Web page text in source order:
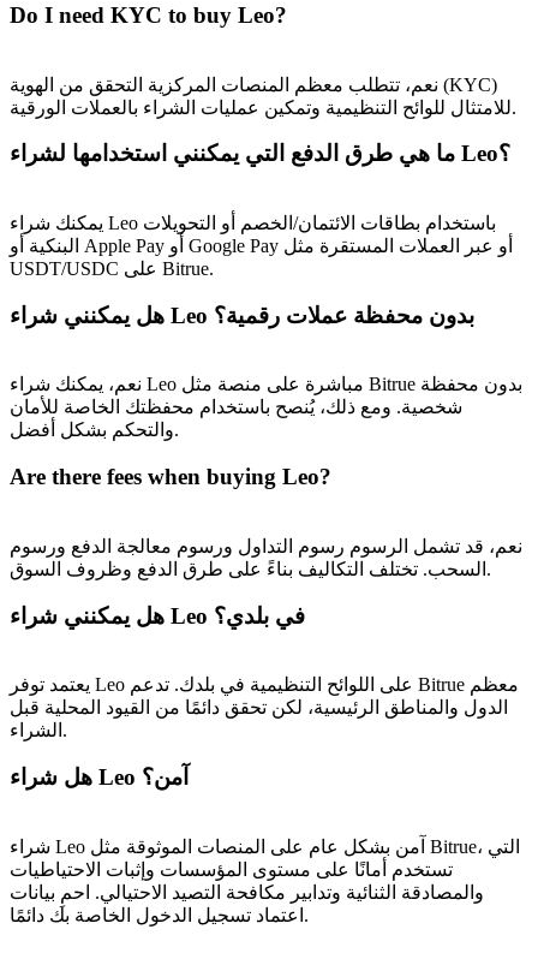
الإحالة
قم بدعوة صديق لتحصل على مكافآت نقدية
BTC Welcome Rewards
Deposit & Trade BTC to Share 25000 USDT prize pool!
Exclusive for BitMart Users
Register & Trade to Win 500,000 USDT
Precious Metals Trading Carnival
Trade Gold & Silver · 33,333 USDT Bonus
Do I need KYC to buy Leo?
نعم، تتطلب معظم المنصات المركزية التحقق من الهوية (KYC)
للامتثال للوائح التنظيمية وتمكين عمليات الشراء بالعملات الورقية.
ما هي طرق الدفع التي يمكنني استخدامها لشراء Leo؟
يمكنك شراء Leo باستخدام بطاقات الائتمان/الخصم أو التحويلات
البنكية أو Apple Pay أو Google Pay أو عبر العملات المستقرة مثل
USDT/USDC على Bitrue.
هل يمكنني شراء Leo بدون محفظة عملات رقمية؟
نعم، يمكنك شراء Leo مباشرة على منصة مثل Bitrue بدون محفظة
شخصية. ومع ذلك، يُنصح باستخدام محفظتك الخاصة للأمان
والتحكم بشكل أفضل.
Are there fees when buying Leo?
نعم، قد تشمل الرسوم رسوم التداول ورسوم معالجة الدفع ورسوم
السحب. تختلف التكاليف بناءً على طرق الدفع وظروف السوق.
هل يمكنني شراء Leo في بلدي؟
يعتمد توفر Leo على اللوائح التنظيمية في بلدك. تدعم Bitrue معظم
الدول والمناطق الرئيسية، لكن تحقق دائمًا من القيود المحلية قبل
الشراء.
هل شراء Leo آمن؟
شراء Leo آمن بشكل عام على المنصات الموثوقة مثل Bitrue، التي
تستخدم أمانًا على مستوى المؤسسات وإثبات الاحتياطيات
والمصادقة الثنائية وتدابير مكافحة التصيد الاحتيالي. احمِ بيانات
اعتماد تسجيل الدخول الخاصة بك دائمًا.